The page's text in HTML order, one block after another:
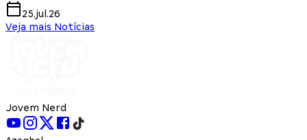
25.jul.26
Veja mais Notícias
Jovem Nerd